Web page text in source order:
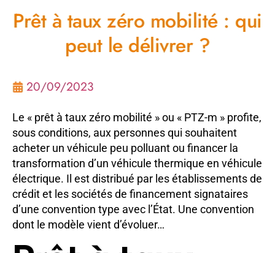
Prêt à taux zéro mobilité : qui
peut le délivrer ?
20/09/2023
Le « prêt à taux zéro mobilité » ou « PTZ-m » profite,
sous conditions, aux personnes qui souhaitent
acheter un véhicule peu polluant ou financer la
transformation d’un véhicule thermique en véhicule
électrique. Il est distribué par les établissements de
crédit et les sociétés de financement signataires
d’une convention type avec l’État. Une convention
dont le modèle vient d’évoluer…